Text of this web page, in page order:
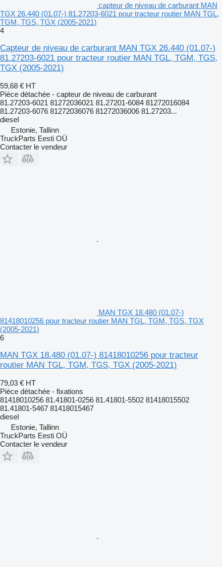
capteur de niveau de carburant MAN
TGX 26.440 (01.07-) 81.27203-6021 pour tracteur routier MAN TGL,
TGM, TGS, TGX (2005-2021)
4
Capteur de niveau de carburant MAN TGX 26.440 (01.07-)
81.27203-6021 pour tracteur routier MAN TGL, TGM, TGS,
TGX (2005-2021)
59,68 € HT
Pièce détachée - capteur de niveau de carburant
81.27203-6021 81272036021 81.27201-6084 81272016084
81.27203-6076 81272036076 81272036006 81.27203...
diesel
Estonie, Tallinn
TruckParts Eesti OÜ
Contacter le vendeur
MAN TGX 18.480 (01.07-)
81418010256 pour tracteur routier MAN TGL, TGM, TGS, TGX
(2005-2021)
6
MAN TGX 18.480 (01.07-) 81418010256 pour tracteur
routier MAN TGL, TGM, TGS, TGX (2005-2021)
79,03 € HT
Pièce détachée - fixations
81418010256 81.41801-0256 81.41801-5502 81418015502
81.41801-5467 81418015467
diesel
Estonie, Tallinn
TruckParts Eesti OÜ
Contacter le vendeur